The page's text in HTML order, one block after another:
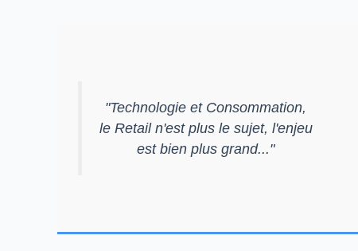
"Technologie et Consommation,
le Retail n'est plus le sujet, l'enjeu
est bien plus grand..."